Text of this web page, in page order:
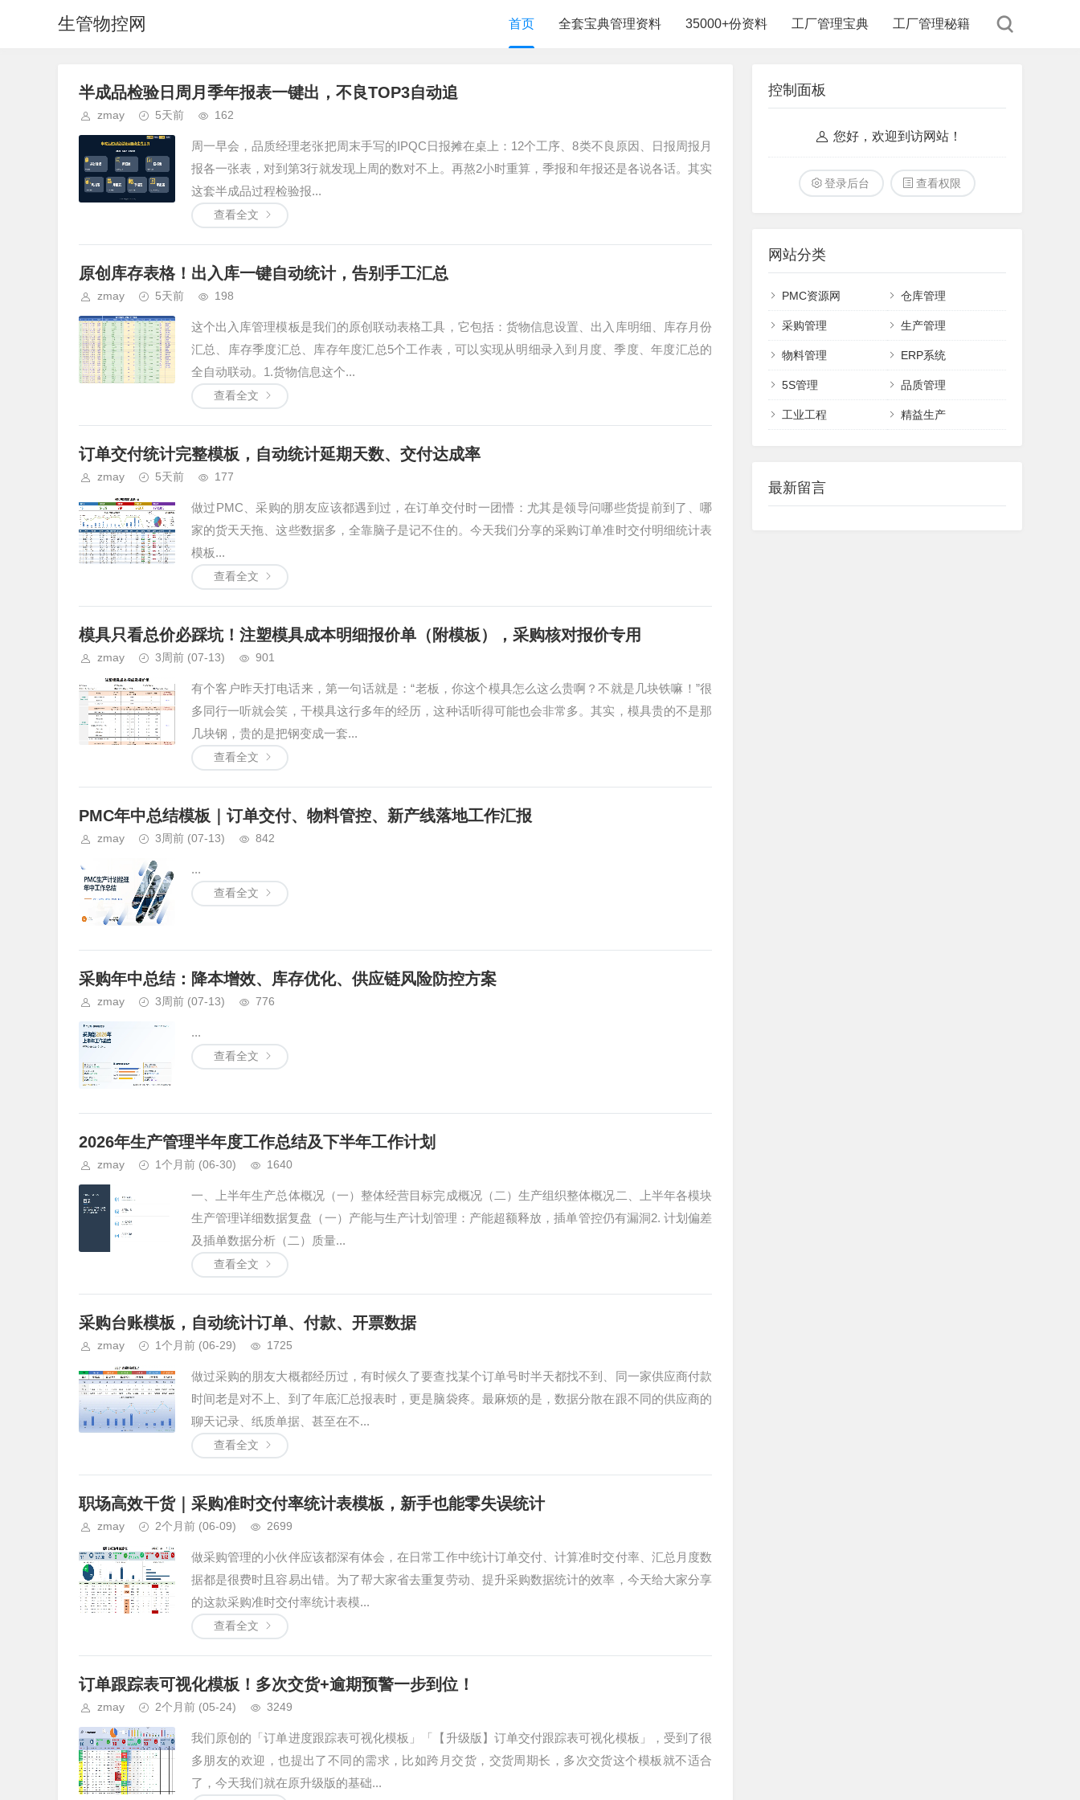
生管物控网 首页 全套宝典管理资料 35000+份资料 工厂管理宝典 工厂管理秘籍
半成品检验日周月季年报表一键出，不良TOP3自动追
zmay 5天前 162
周一早会，品质经理老张把周末手写的IPQC日报摊在桌上：12个工序、8类不良原因、日报周报月
报各一张表，对到第3行就发现上周的数对不上。再熬2小时重算，季报和年报还是各说各话。其实
这套半成品过程检验报...
查看全文
原创库存表格！出入库一键自动统计，告别手工汇总
zmay 5天前 198
这个出入库管理模板是我们的原创联动表格工具，它包括：货物信息设置、出入库明细、库存月份
汇总、库存季度汇总、库存年度汇总5个工作表，可以实现从明细录入到月度、季度、年度汇总的
全自动联动。1.货物信息这个...
查看全文
订单交付统计完整模板，自动统计延期天数、交付达成率
zmay 5天前 177
做过PMC、采购的朋友应该都遇到过，在订单交付时一团懵：尤其是领导问哪些货提前到了、哪
家的货天天拖、这些数据多，全靠脑子是记不住的。今天我们分享的采购订单准时交付明细统计表
模板...
查看全文
模具只看总价必踩坑！注塑模具成本明细报价单（附模板），采购核对报价专用
zmay 3周前 (07-13) 901
有个客户昨天打电话来，第一句话就是：“老板，你这个模具怎么这么贵啊？不就是几块铁嘛！”很
多同行一听就会笑，干模具这行多年的经历，这种话听得可能也会非常多。其实，模具贵的不是那
几块钢，贵的是把钢变成一套...
查看全文
PMC年中总结模板｜订单交付、物料管控、新产线落地工作汇报
zmay 3周前 (07-13) 842
...
查看全文
采购年中总结：降本增效、库存优化、供应链风险防控方案
zmay 3周前 (07-13) 776
...
查看全文
2026年生产管理半年度工作总结及下半年工作计划
zmay 1个月前 (06-30) 1640
一、上半年生产总体概况（一）整体经营目标完成概况（二）生产组织整体概况二、上半年各模块
生产管理详细数据复盘（一）产能与生产计划管理：产能超额释放，插单管控仍有漏洞2. 计划偏差
及插单数据分析（二）质量...
查看全文
采购台账模板，自动统计订单、付款、开票数据
zmay 1个月前 (06-29) 1725
做过采购的朋友大概都经历过，有时候久了要查找某个订单号时半天都找不到、同一家供应商付款
时间老是对不上、到了年底汇总报表时，更是脑袋疼。最麻烦的是，数据分散在跟不同的供应商的
聊天记录、纸质单据、甚至在不...
查看全文
职场高效干货｜采购准时交付率统计表模板，新手也能零失误统计
zmay 2个月前 (06-09) 2699
做采购管理的小伙伴应该都深有体会，在日常工作中统计订单交付、计算准时交付率、汇总月度数
据都是很费时且容易出错。为了帮大家省去重复劳动、提升采购数据统计的效率，今天给大家分享
的这款采购准时交付率统计表模...
查看全文
订单跟踪表可视化模板！多次交货+逾期预警一步到位！
zmay 2个月前 (05-24) 3249
我们原创的「订单进度跟踪表可视化模板」「【升级版】订单交付跟踪表可视化模板」，受到了很
多朋友的欢迎，也提出了不同的需求，比如跨月交货，交货周期长，多次交货这个模板就不适合
了，今天我们就在原升级版的基础...
控制面板
您好，欢迎到访网站！
登录后台 查看权限
网站分类
PMC资源网 仓库管理
采购管理 生产管理
物料管理 ERP系统
5S管理 品质管理
工业工程 精益生产
最新留言